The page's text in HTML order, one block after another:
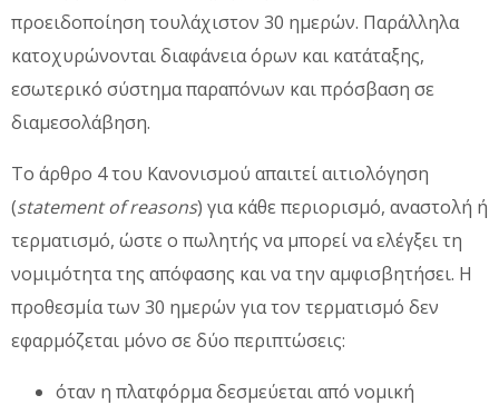
προειδοποίηση τουλάχιστον 30 ημερών. Παράλληλα
κατοχυρώνονται διαφάνεια όρων και κατάταξης,
εσωτερικό σύστημα παραπόνων και πρόσβαση σε
διαμεσολάβηση.
Το άρθρο 4 του Κανονισμού απαιτεί αιτιολόγηση
(statement of reasons) για κάθε περιορισμό, αναστολή ή
τερματισμό, ώστε ο πωλητής να μπορεί να ελέγξει τη
νομιμότητα της απόφασης και να την αμφισβητήσει. Η
προθεσμία των 30 ημερών για τον τερματισμό δεν
εφαρμόζεται μόνο σε δύο περιπτώσεις:
όταν η πλατφόρμα δεσμεύεται από νομική